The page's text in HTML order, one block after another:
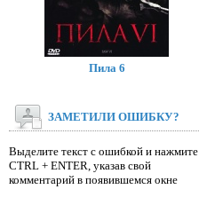
Пила 6
ЗАМЕТИЛИ ОШИБКУ?
Выделите текст с ошибкой и нажмите
CTRL + ENTER, указав свой
комментарий в появившемся окне